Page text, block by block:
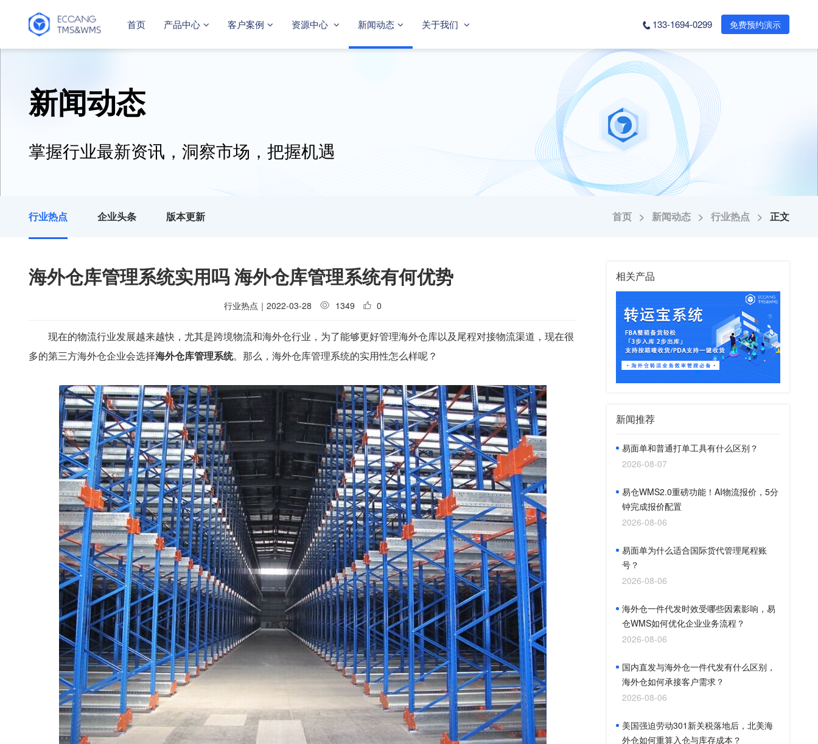
首页 产品中心 客户案例 资源中心 新闻动态 关于我们 133-1694-0299 免费预约演示
新闻动态
掌握行业最新资讯，洞察市场，把握机遇
行业热点 企业头条 版本更新 首页 > 新闻动态 > 行业热点 > 正文
海外仓库管理系统实用吗 海外仓库管理系统有何优势
行业热点 ｜ 2022-03-28 1349 0
现在的物流行业发展越来越快，尤其是跨境物流和海外仓行业，为了能够更好管理海外仓库以及尾程对接物流渠道，现在很
多的第三方海外仓企业会选择海外仓库管理系统。那么，海外仓库管理系统的实用性怎么样呢？
相关产品
新闻推荐
易面单和普通打单工具有什么区别？
2026-08-07
易仓WMS2.0重磅功能！AI物流报价，5分
钟完成报价配置
2026-08-06
易面单为什么适合国际货代管理尾程账
号？
2026-08-06
海外仓一件代发时效受哪些因素影响，易
仓WMS如何优化企业业务流程？
2026-08-06
国内直发与海外仓一件代发有什么区别，
海外仓如何承接客户需求？
2026-08-06
美国强迫劳动301新关税落地后，北美海
外仓如何重算入仓与库存成本？